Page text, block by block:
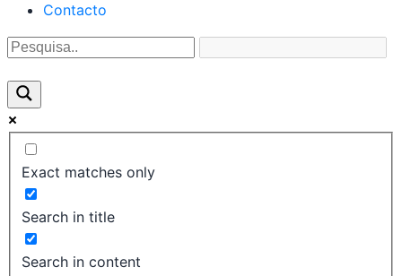
Contacto
Exact matches only
Search in title
Search in content